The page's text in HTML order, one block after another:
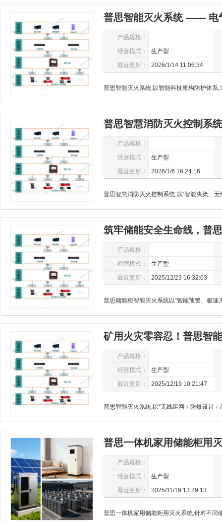
普思智能灭火系统 —— 电
产品规格：
经营模式：
生产型
最近更新：
2026/1/14 11:06:34
普思智能灭火系统,以智能科技重构防护体系
普思智慧消防灭火控制系
产品规格：
经营模式：
生产型
最近更新：
2026/1/6 16:24:16
筑牢储能安全生命线，普
产品规格：
经营模式：
生产型
最近更新：
2025/12/23 16:32:03
矿用火灾零容忍！普思智
产品规格：
经营模式：
生产型
最近更新：
2025/12/19 10:21:47
普思智能灭火系统,以“无线组网＋防爆设计
普思一体机家用储能柜用
产品规格：
经营模式：
生产型
最近更新：
2025/11/19 13:29:13